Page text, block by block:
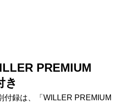
PREMIUM
き
録は、「WILLER PREMIUM